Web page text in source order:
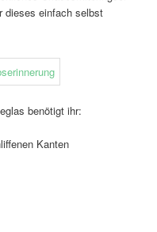
dieses einfach selbst
benötigt ihr:
Kanten